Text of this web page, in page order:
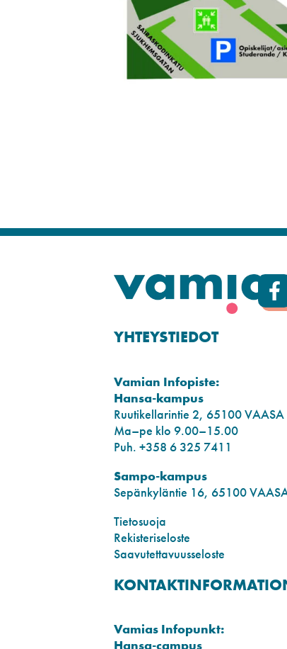
YHTEYSTIEDOT
Vamian Infopiste:
Hansa-kampus
Ruutikellarintie 2, 65100 VAASA
Ma–pe klo 9.00–15.00
Puh. +358 6 325 7411
Sampo-kampus
Sepänkyläntie 16, 65100
Tietosuoja
Rekisteriseloste
Saavutettavuusseloste
Vamias Infopunkt:
Hansa-campus